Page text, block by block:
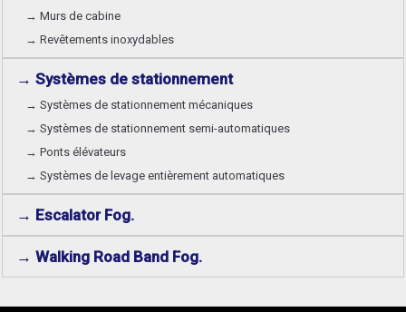
→ Murs de cabine
→ Revêtements inoxydables
→ Systèmes de stationnement
→ Systèmes de stationnement mécaniques
→ Systèmes de stationnement semi-automatiques
→ Ponts élévateurs
→ Systèmes de levage entièrement automatiques
→ Escalator Fog.
→ Walking Road Band Fog.